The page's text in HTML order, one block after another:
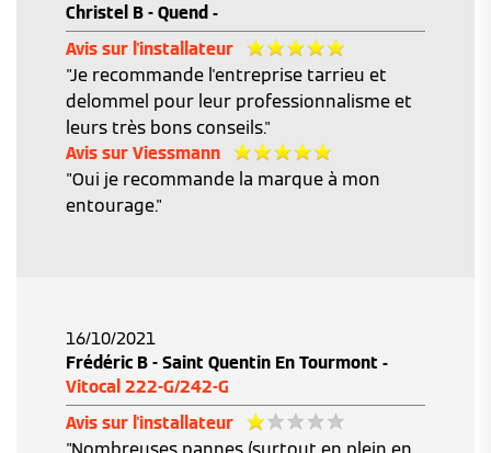
Christel B - Quend -
Avis sur l'installateur
"Je recommande l'entreprise tarrieu et
delommel pour leur professionnalisme et
leurs très bons conseils."
Avis sur Viessmann
"Oui je recommande la marque à mon
entourage."
16/10/2021
Frédéric B - Saint Quentin En Tourmont -
Vitocal 222-G/242-G
Avis sur l'installateur